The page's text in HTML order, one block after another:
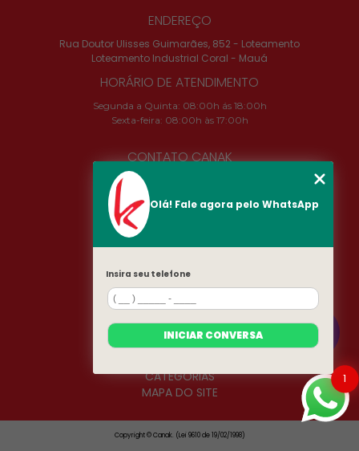
ENDEREÇO
Rua Doutor Ulisses Guimarães, 852 - Loteamento
Loteamento Industrial Coral - Mauá
HORÁRIO DE ATENDIMENTO
Segunda a Quinta: 08:00h ás 18:00h
Sexta-feira: 08:00h às 17:00h
CONTATO CANAK
camila@canak.com.br
SIGA-NOS!
MENU
INÍCIO
SOBRE
PRODUTOS
CATEGORIAS
MAPA DO SITE
Copyright © Canak. (Lei 9610 de 19/02/1998)
1
Olá! Fale agora pelo WhatsApp
Insira seu telefone
INICIAR CONVERSA